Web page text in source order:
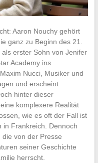
Aaron Nouchy gehört
ganz zu Beginn des 21.
erster Sohn von Jenifer
Academy ins
Nucci, Musiker und
und erscheint
hinter dieser
komplexere Realität
wie es oft der Fall ist
in Frankreich. Dennoch
von der Presse
seiner Geschichte
herrscht.